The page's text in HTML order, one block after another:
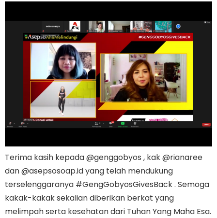
Terima kasih kepada @genggobyos , kak @rianaree
dan @asepsosoap.id yang telah mendukung
terselenggaranya #GengGobyosGivesBack . Semoga
kakak-kakak sekalian diberikan berkat yang
melimpah serta kesehatan dari Tuhan Yang Maha Esa.